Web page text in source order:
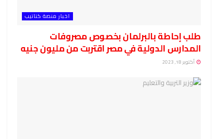
اخبار منصة كتاتيب
طلب إحاطة بالبرلمان بخصوص مصروفات
المدارس الدولية في مصر اقتربت من مليون جنيه
أكتوبر 18, 2023